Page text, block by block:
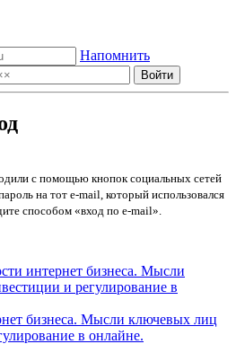
Напомнить
с помощью кнопок социальных сетей
на тот e-mail, который использовался
способом «вход по e-mail».
бизнеса. Мысли ключевых лиц
в онлайне.